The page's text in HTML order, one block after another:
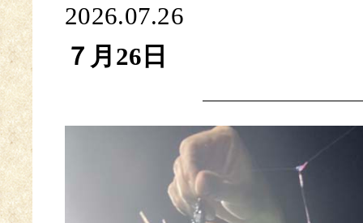
2026.07.26
７月26日